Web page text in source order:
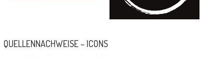
QUELLENNACHWEISE – ICONS